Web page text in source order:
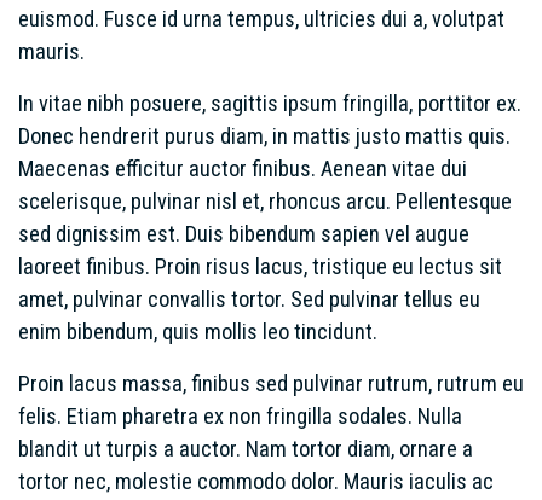
euismod. Fusce id urna tempus, ultricies dui a, volutpat
mauris.
In vitae nibh posuere, sagittis ipsum fringilla, porttitor ex.
Donec hendrerit purus diam, in mattis justo mattis quis.
Maecenas efficitur auctor finibus. Aenean vitae dui
scelerisque, pulvinar nisl et, rhoncus arcu. Pellentesque
sed dignissim est. Duis bibendum sapien vel augue
laoreet finibus. Proin risus lacus, tristique eu lectus sit
amet, pulvinar convallis tortor. Sed pulvinar tellus eu
enim bibendum, quis mollis leo tincidunt.
Proin lacus massa, finibus sed pulvinar rutrum, rutrum eu
felis. Etiam pharetra ex non fringilla sodales. Nulla
blandit ut turpis a auctor. Nam tortor diam, ornare a
tortor nec, molestie commodo dolor. Mauris iaculis ac